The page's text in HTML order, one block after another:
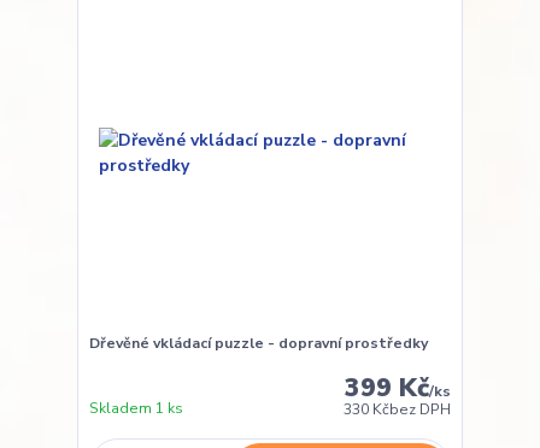
Dřevěné vkládací puzzle - dopravní prostředky
399 Kč/ks
330 Kčbez DPH
Skladem 1 ks